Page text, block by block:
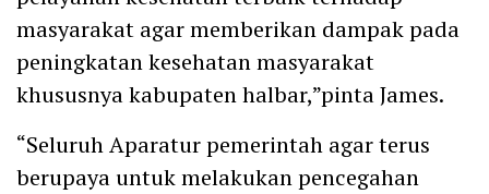
masyarakat agar memberikan dampak pada
peningkatan kesehatan masyarakat
khususnya kabupaten halbar,”pinta James.
“Seluruh Aparatur pemerintah agar terus
berupaya untuk melakukan pencegahan